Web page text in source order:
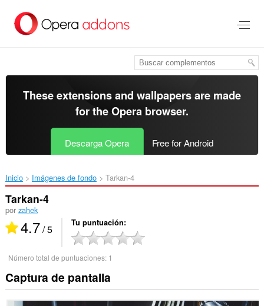
contenido
These extensions and wallpapers are made
for theOpera browser.
Descarga Opera Free for Android
Inicio Imágenes de fondo Tarkan-4‎
Tarkan-4
por zahek
4.7/ 5 Tu puntuación
Número total de puntuaciones: 1
Captura de pantalla